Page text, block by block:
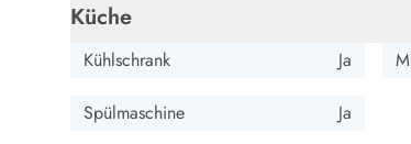
Historische Museen
Sehenswürdigkeiten
Kunsthandwerk und Galerien
Essen und Trinken
Küche
Kühlschrank Ja
Spülmaschine Ja